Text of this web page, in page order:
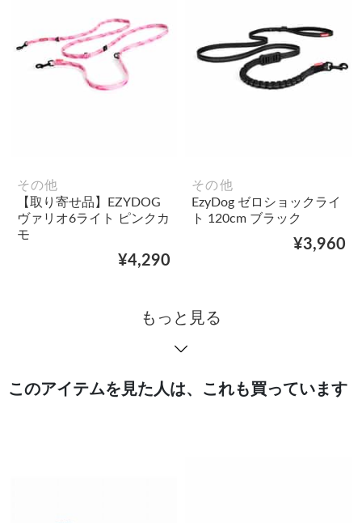
その他
【取り寄せ品】EZYDOG
ヴァリオ6ライト ピンクカ
モ
¥4,290
その他
EzyDog ゼロショックライ
ト 120cm ブラック
¥3,960
もっと見る
このアイテムを見た人は、これも買っています